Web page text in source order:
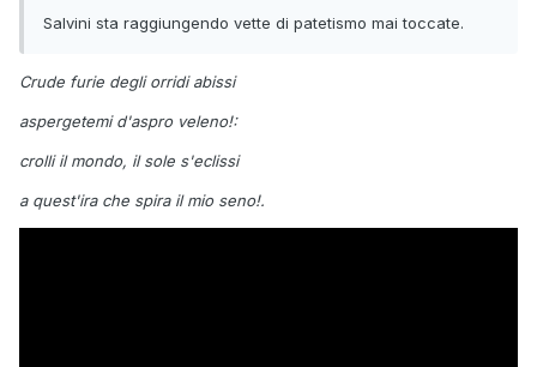
Salvini sta raggiungendo vette di patetismo mai toccate.
Crude furie degli orridi abissi
aspergetemi d'aspro veleno!:
crolli il mondo, il sole s'eclissi
a quest'ira che spira il mio seno!.